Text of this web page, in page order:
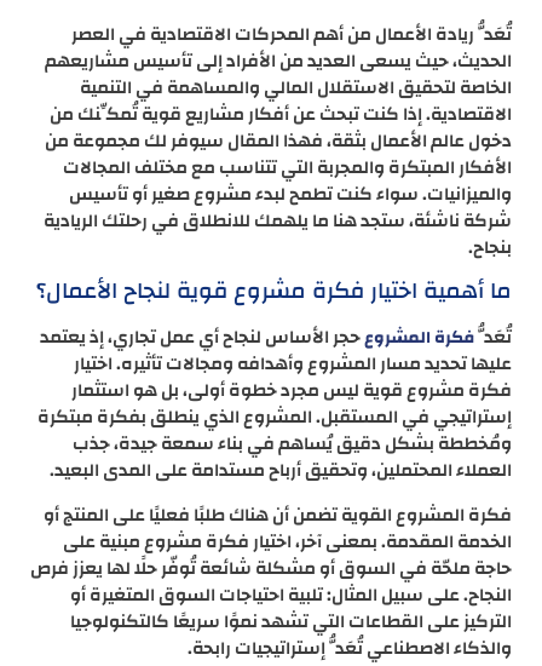
تُعَدُّ ريادة الأعمال من أهم المحركات الاقتصادية في العصر
الحديث، حيث يسعى العديد من الأفراد إلى تأسيس مشاريعهم
الخاصة لتحقيق الاستقلال المالي والمساهمة في التنمية
الاقتصادية. إذا كنت تبحث عن أفكار مشاريع قوية تُمكِّنك من
دخول عالم الأعمال بثقة، فهذا المقال سيوفر لك مجموعة من
الأفكار المبتكرة والمجربة التي تتناسب مع مختلف المجالات
والميزانيات. سواء كنت تطمح لبدء مشروع صغير أو تأسيس
شركة ناشئة، ستجد هنا ما يلهمك للانطلاق في رحلتك الريادية
بنجاح.
ما أهمية اختيار فكرة مشروع قوية لنجاح الأعمال؟
تُعَدُّفكرة المشروعحجر الأساس لنجاح أي عمل تجاري، إذ يعتمد
عليها تحديد مسار المشروع وأهدافه ومجالات تأثيره. اختيار
فكرة مشروع قوية ليس مجرد خطوة أولى، بل هو استثمار
إستراتيجي في المستقبل. المشروع الذي ينطلق بفكرة مبتكرة
ومُخططة بشكل دقيق يُساهم في بناء سمعة جيدة، جذب
العملاء المحتملين، وتحقيق أرباح مستدامة على المدى البعيد.
فكرة المشروع القوية تضمن أن هناك طلبًا فعليًا على المنتج أو
الخدمة المقدمة. بمعنى آخر، اختيار فكرة مشروع مبنية على
حاجة ملحّة في السوق أو مشكلة شائعة تُوفّر حلًا لها يعزز فرص
النجاح. على سبيل المثال: تلبية احتياجات السوق المتغيرة أو
التركيز على القطاعات التي تشهد نموًا سريعًا كالتكنولوجيا
والذكاء الاصطناعي تُعَدُّ إستراتيجيات رابحة.